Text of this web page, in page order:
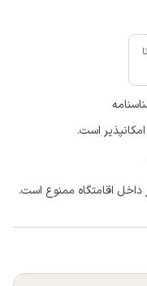
است.
داخل اقامتگاه ممنوع است.